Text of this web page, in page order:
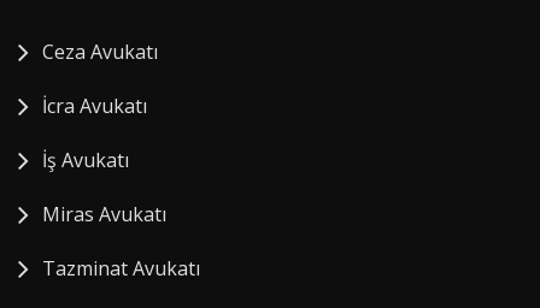
Ceza Avukatı
İcra Avukatı
İş Avukatı
Miras Avukatı
Tazminat Avukatı